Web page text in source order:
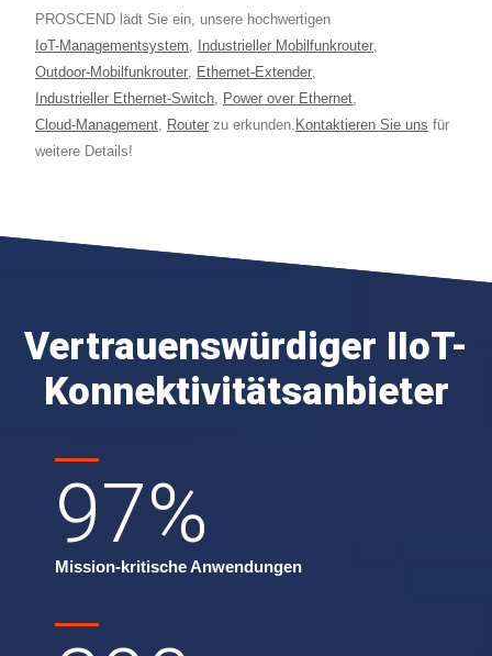
PROSCEND lädt Sie ein, unsere hochwertigen
IoT-Managementsystem, Industrieller Mobilfunkrouter,
Outdoor-Mobilfunkrouter, Ethernet-Extender,
Industrieller Ethernet-Switch, Power over Ethernet,
Cloud-Management, Router zu erkunden. Kontaktieren Sie uns für
weitere Details!
Vertrauenswürdiger IIoT-
Konnektivitätsanbieter
97%
Mission-kritische Anwendungen